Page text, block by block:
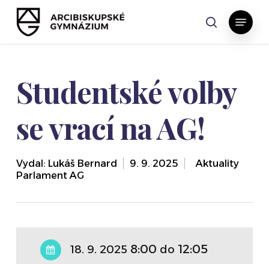
Skip
main
search
Menu
Studentské volby
se vrací na AG!
Vydal: Lukáš Bernard 9. 9. 2025 ,Aktuality,
Parlament AG
18. 9. 2025 8:00 do 12:05